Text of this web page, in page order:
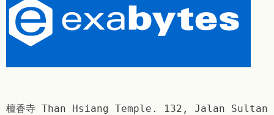
檀香寺 Than Hsiang Temple. 132, Jalan Sultan